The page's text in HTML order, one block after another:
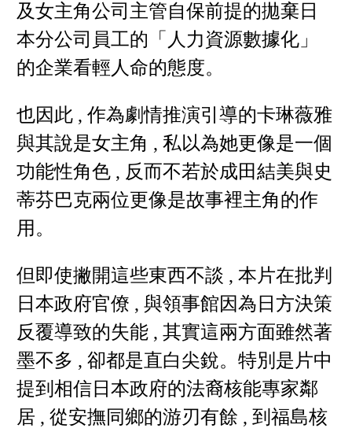
及女主角公司主管自保前提的拋棄日
本分公司員工的「人力資源數據化」
的企業看輕人命的態度。
也因此 , 作為劇情推演引導的卡琳薇雅
與其說是女主角 , 私以為她更像是一個
功能性角色 , 反而不若於成田結美與史
蒂芬巴克兩位更像是故事裡主角的作
用。
但即使撇開這些東西不談 , 本片在批判
日本政府官僚 , 與領事館因為日方決策
反覆導致的失能 , 其實這兩方面雖然著
墨不多 , 卻都是直白尖銳。特別是片中
提到相信日本政府的法裔核能專家鄰
居 , 從安撫同鄉的游刃有餘 , 到福島核